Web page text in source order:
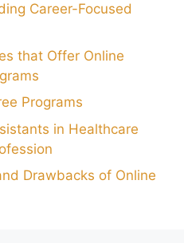
Career-Focused
that Offer Online
Programs
in Healthcare
Drawbacks of Online